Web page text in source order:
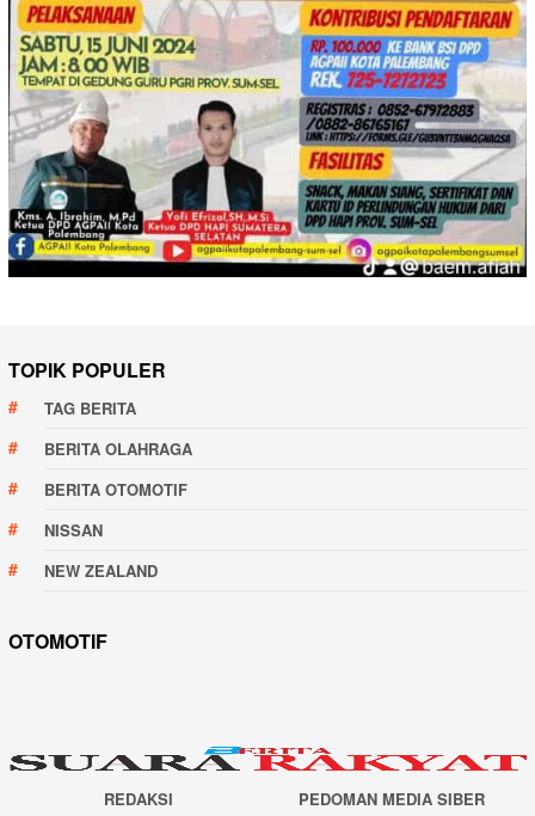
TOPIK POPULER
TAG BERITA
BERITA OLAHRAGA
BERITA OTOMOTIF
NISSAN
NEW ZEALAND
OTOMOTIF
REDAKSI PEDOMAN MEDIA SIBER